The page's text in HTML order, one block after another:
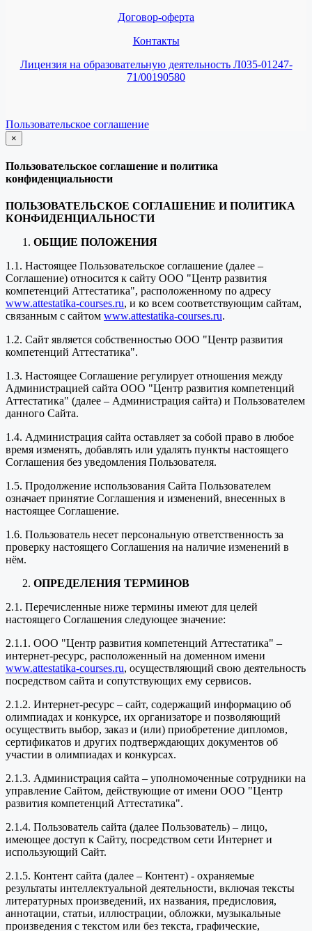
Договор-оферта
Контакты
Лицензия на образовательную деятельность Л035-01247-
71/00190580
Пользовательское соглашение
×
закрыть
Пользовательское соглашение и политика
конфиденциальности
ПОЛЬЗОВАТЕЛЬСКОЕ СОГЛАШЕНИЕ И ПОЛИТИКА
КОНФИДЕНЦИАЛЬНОСТИ
ОБЩИЕ ПОЛОЖЕНИЯ
1.1. Настоящее Пользовательское соглашение (далее –
Соглашение) относится к сайту ООО "Центр развития
компетенций Аттестатика", расположенному по адресу
www.attestatika-courses.ru, и ко всем соответствующим сайтам,
связанным с сайтом www.attestatika-courses.ru.
1.2. Сайт является собственностью ООО "Центр развития
компетенций Аттестатика".
1.3. Настоящее Соглашение регулирует отношения между
Администрацией сайта ООО "Центр развития компетенций
Аттестатика" (далее – Администрация сайта) и Пользователем
данного Сайта.
1.4. Администрация сайта оставляет за собой право в любое
время изменять, добавлять или удалять пункты настоящего
Соглашения без уведомления Пользователя.
1.5. Продолжение использования Сайта Пользователем
означает принятие Соглашения и изменений, внесенных в
настоящее Соглашение.
1.6. Пользователь несет персональную ответственность за
проверку настоящего Соглашения на наличие изменений в
нём.
ОПРЕДЕЛЕНИЯ ТЕРМИНОВ
2.1. Перечисленные ниже термины имеют для целей
настоящего Соглашения следующее значение:
2.1.1. ООО "Центр развития компетенций Аттестатика" –
интернет-ресурс, расположенный на доменном имени
www.attestatika-courses.ru, осуществляющий свою деятельность
посредством сайта и сопутствующих ему сервисов.
2.1.2. Интернет-ресурс – сайт, содержащий информацию об
олимпиадах и конкурсе, их организаторе и позволяющий
осуществить выбор, заказ и (или) приобретение дипломов,
сертификатов и других подтверждающих документов об
участии в олимпиадах и конкурсах.
2.1.3. Администрация сайта – уполномоченные сотрудники на
управление Сайтом, действующие от имени ООО "Центр
развития компетенций Аттестатика".
2.1.4. Пользователь сайта (далее Пользователь) – лицо,
имеющее доступ к Сайту, посредством сети Интернет и
использующий Сайт.
2.1.5. Контент сайта (далее – Контент) - охраняемые
результаты интеллектуальной деятельности, включая тексты
литературных произведений, их названия, предисловия,
аннотации, статьи, иллюстрации, обложки, музыкальные
произведения с текстом или без текста, графические,